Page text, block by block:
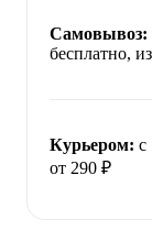
Самовывоз:
бесплатно,
Курьером: c
от 290 ₽